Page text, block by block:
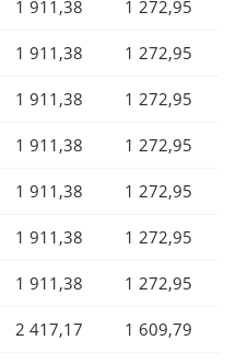
1 911,38 1 272,95
1 911,38 1 272,95
1 911,38 1 272,95
1 911,38 1 272,95
1 911,38 1 272,95
1 911,38 1 272,95
1 911,38 1 272,95
2 417,17 1 609,79